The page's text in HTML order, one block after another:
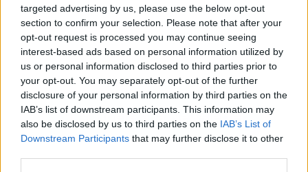
targeted advertising by us, please use the below opt-out
section to confirm your selection. Please note that after your
opt-out request is processed you may continue seeing
interest-based ads based on personal information utilized by
us or personal information disclosed to third parties prior to
your opt-out. You may separately opt-out of the further
disclosure of your personal information by third parties on the
IAB’s list of downstream participants. This information may
also be disclosed by us to third parties on the IAB’s List of
Downstream Participants that may further disclose it to other